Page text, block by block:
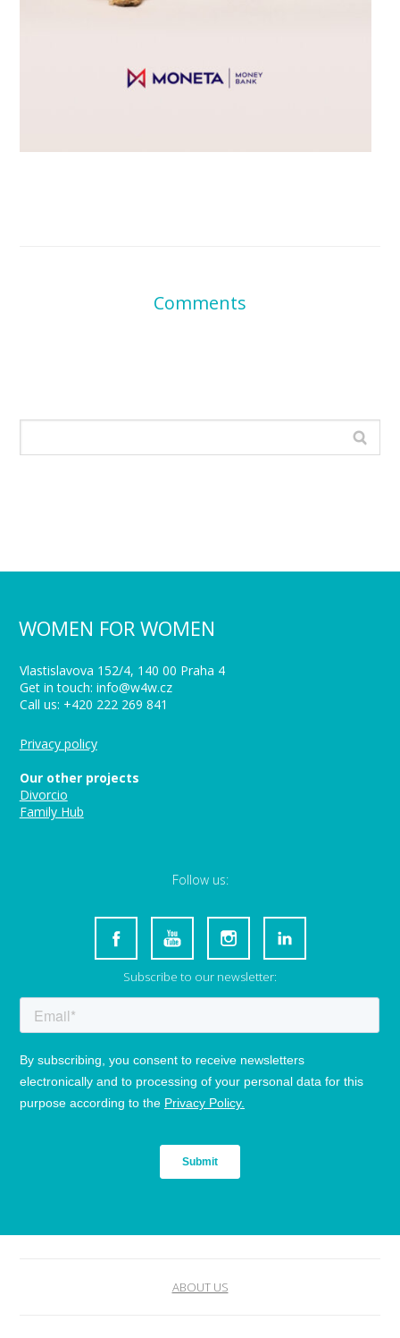
Comments
WOMEN FOR WOMEN
Vlastislavova 152/4, 140 00 Praha 4
Get in touch: info@w4w.cz
Call us: +420 222 269 841
Privacy policy
Our other projects
Divorcio
Family Hub
Follow us:
Subscribe to our newsletter:
ABOUT US